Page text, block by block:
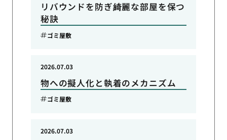
リバウンドを防ぎ綺麗な部屋を保つ
秘訣
ゴミ屋敷
物への擬人化と執着のメカニズム
2026.07.03
ゴミ屋敷
2026.07.03